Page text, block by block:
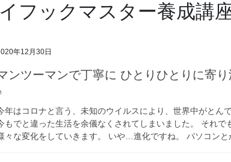
フックマスター養成講
年12月30日
ンツーマンで丁寧に ひとりひとりに寄
年はコロナと言う、未知のウイルスにより、世界中がとん
もでと違った生活を余儀なくされてしまいました。 それで
々な変化をしていきます。 いや…進化ですね。 パソコン